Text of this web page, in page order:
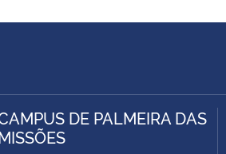
DE PALMEIRA DAS